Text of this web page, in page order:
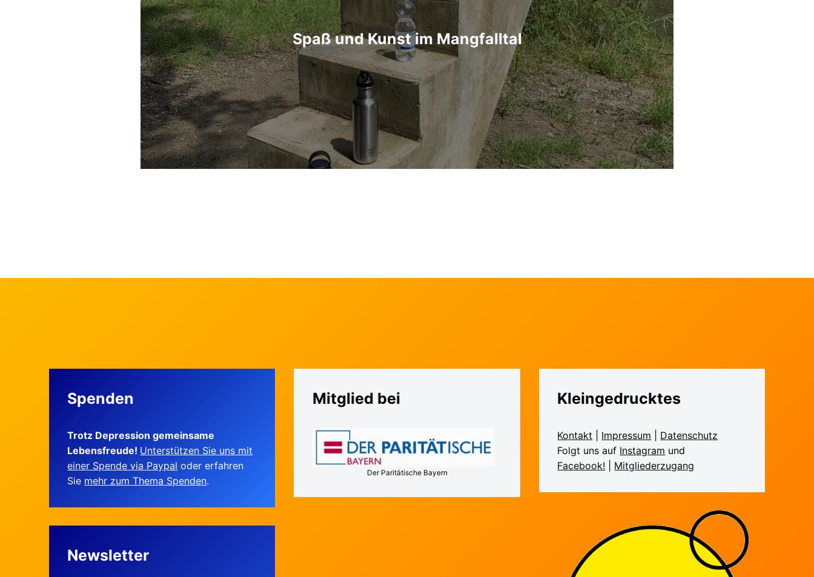
Spaß und Kunst im Mangfalltal
Spenden
Trotz Depression gemeinsame
Lebensfreude! Unterstützen Sie uns mit
einer Spende via Paypal oder erfahren
Sie mehr zum Thema Spenden.
Newsletter
Mitglied bei
Der Paritätische Bayern
Kleingedrucktes
Kontakt Impressum
Daten­schutz
Folgt uns auf Instagram und
Facebook!
Mitglieder­zugang